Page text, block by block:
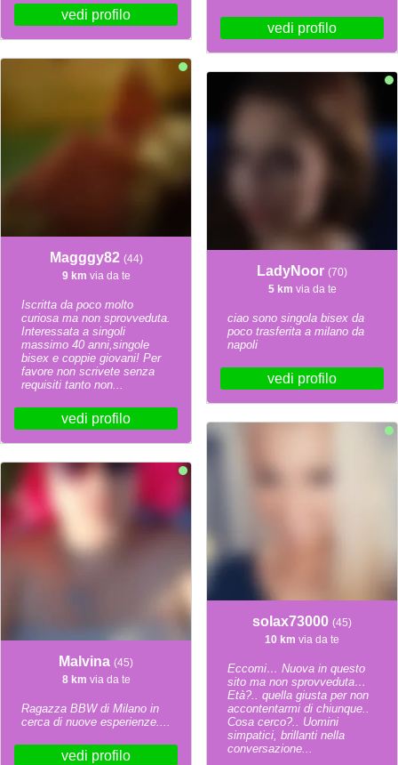
vedi profilo
Magggy82 (44)
9 km via da te
Iscritta da poco molto
curiosa ma non sprovveduta.
Interessata a singoli
massimo 40 anni,singole
bisex e coppie giovani! Per
favore non scrivete senza
requisiti tanto non...
vedi profilo
Malvina (45)
8 km via da te
Ragazza BBW di Milano in
cerca di nuove esperienze....
vedi profilo
vedi profilo
LadyNoor (70)
5 km via da te
ciao sono singola bisex da
poco trasferita a milano da
napoli
vedi profilo
solax73000 (45)
10 km via da te
Eccomi… Nuova in questo
sito ma non sprovveduta…
Età?.. quella giusta per non
accontentarmi di chiunque..
Cosa cerco?.. Uomini
simpatici, brillanti nella
conversazione...